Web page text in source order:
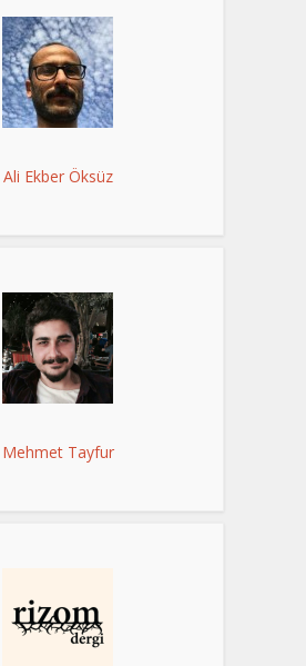
Ali Ekber Öksüz
Mehmet Tayfur